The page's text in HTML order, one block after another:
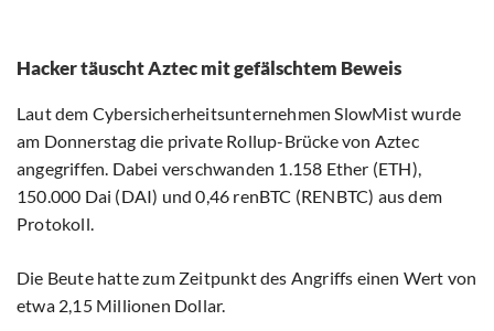
Hacker täuscht Aztec mit gefälschtem Beweis
Laut dem Cybersicherheitsunternehmen SlowMist wurde
am Donnerstag die private Rollup-Brücke von Aztec
angegriffen. Dabei verschwanden 1.158 Ether (ETH),
150.000 Dai (DAI) und 0,46 renBTC (RENBTC) aus dem
Protokoll.
Die Beute hatte zum Zeitpunkt des Angriffs einen Wert von
etwa 2,15 Millionen Dollar.